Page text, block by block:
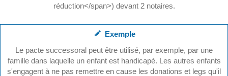
réduction</span>) devant 2 notaires.
Exemple
Le pacte successoral peut être utilisé, par exemple, par une
famille dans laquelle un enfant est handicapé. Les autres enfants
s'engagent à ne pas remettre en cause les donations et legs qu'il